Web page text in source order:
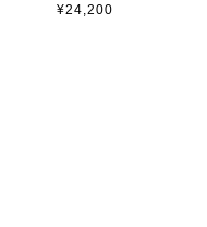
¥24,200